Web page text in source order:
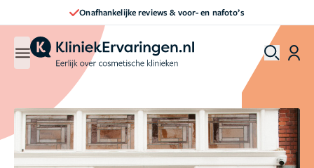
Direct een afspraak maken